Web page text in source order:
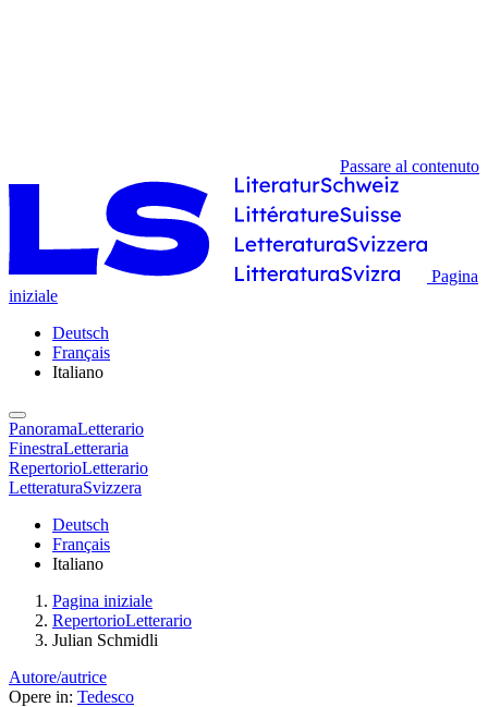
Passare al contenuto
Pagina
iniziale
Deutsch
Français
Italiano
PanoramaLetterario
FinestraLetteraria
RepertorioLetterario
LetteraturaSvizzera
Deutsch
Français
Italiano
Pagina iniziale
RepertorioLetterario
Julian Schmidli
Autore/autrice
Opere in: Tedesco